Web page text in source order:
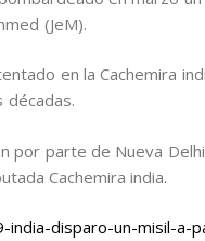
(JeM).
en la Cachemira
décadas.
por parte de Nueva
Cachemira india.
disparo-un-misil-a-